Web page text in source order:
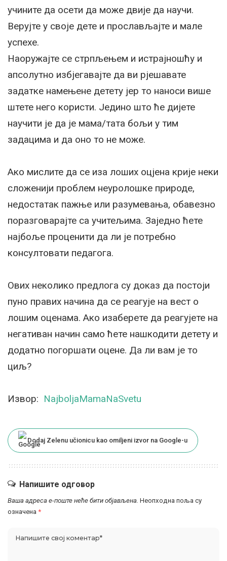
учините да осети да може двије да научи.
Верујте у своје дете и прослављајте и мале
успехе.
Наоружајте се стрпљењем и истрајношћу и
апсолутно избјегавајте да ви рјешавате
задатке намењене детету јер то наноси више
штете него користи. Једино што ће дијете
научити је да је мама/тата бољи у тим
задацима и да оно то не може.
Ако мислите да се иза лоших оцјена крије неки
сложенији проблем неуролошке природе,
недостатак пажње или разумевања, обавезно
поразговарајте са учитељима. Заједно ћете
најбоље проценити да ли је потребно
консултовати педагога.
Ових неколико предлога су доказ да постоји
пуно правих начина да се реагује на вест о
лошим оценама. Ако изаберете да реагујете на
негативан начин само ћете нашкодити детету и
додатно погоршати оцене. Да ли вам је то
циљ?
Извор: NajboljaMamaNaSvetu
Dodaj Zelenu učionicu kao omiljeni izvor na Google-u
Напишите одговор
Ваша адреса е-поште неће бити објављена. Неопходна поља су
означена *